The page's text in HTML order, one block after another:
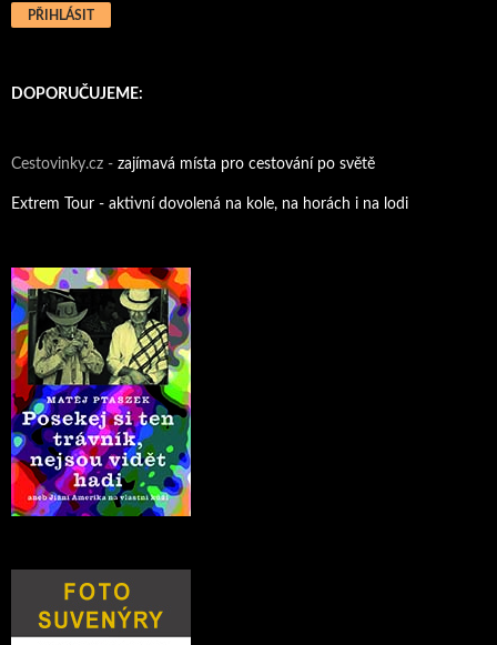
DOPORUČUJEME:
Cestovinky.cz - zajímavá místa pro cestování po světě
Extrem Tour - aktivní dovolená na kole, na horách i na lodi